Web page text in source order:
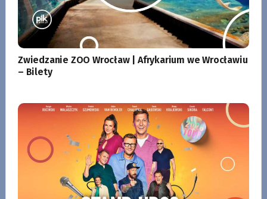
Zwiedzanie ZOO Wrocław | Afrykarium we Wrocławiu
– Bilety